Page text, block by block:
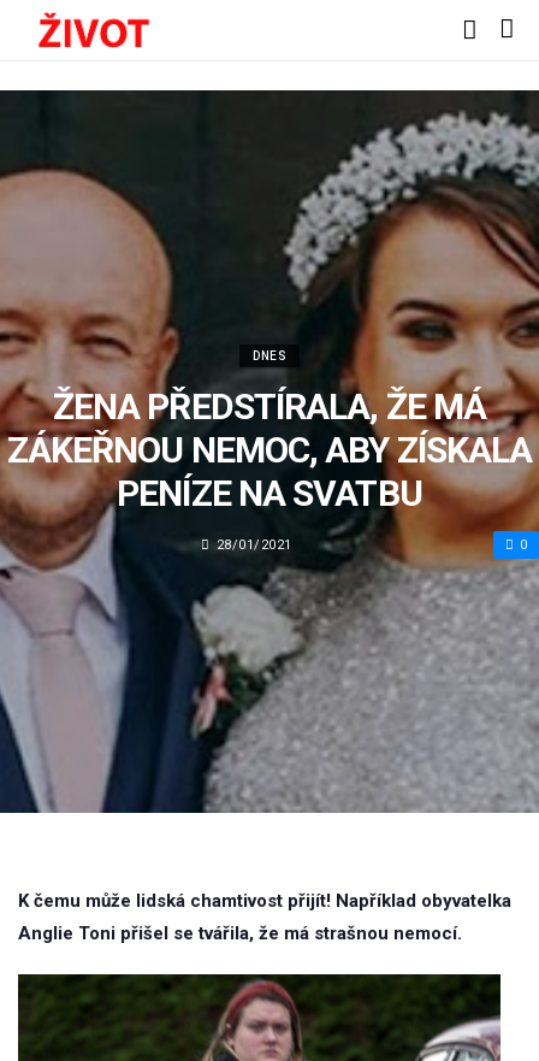
DNES
ŽENA PŘEDSTÍRALA, ŽE MÁ
ZÁKEŘNOU NEMOC, ABY ZÍSKALA
PENÍZE NA SVATBU
28/01/2021 0
K čemu může lidská chamtivost přijít! Například obyvatelka
Anglie Toni přišel se tvářila, že má strašnou nemocí.